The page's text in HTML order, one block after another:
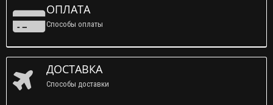
ОПЛАТА
Способы оплаты
ДОСТАВКА
Способы доставки